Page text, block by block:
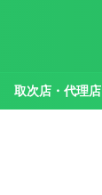
取次店・代理店